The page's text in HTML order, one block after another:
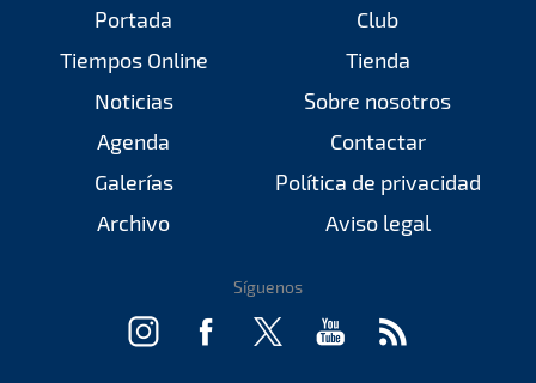
Portada
Tiempos Online
Noticias
Agenda
Galerías
Archivo
Club
Tienda
Sobre nosotros
Contactar
Política de privacidad
Aviso legal
Síguenos